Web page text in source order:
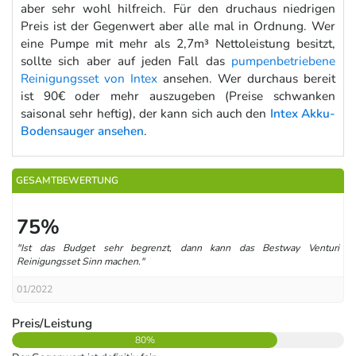
aber sehr wohl hilfreich. Für den druchaus niedrigen
Preis ist der Gegenwert aber alle mal in Ordnung. Wer
eine Pumpe mit mehr als 2,7m³ Nettoleistung besitzt,
sollte sich aber auf jeden Fall das pumpenbetriebene
Reinigungsset von Intex ansehen. Wer durchaus bereit
ist 90€ oder mehr auszugeben (Preise schwanken
saisonal sehr heftig), der kann sich auch den Intex Akku-
Bodensauger ansehen.
GESAMTBEWERTUNG
75%
"Ist das Budget sehr begrenzt, dann kann das Bestway Venturi
Reinigungsset Sinn machen."
01/2022
Preis/Leistung
80%